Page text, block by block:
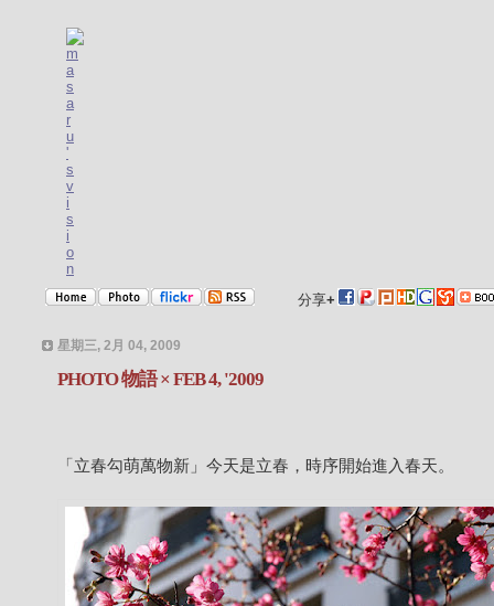
分享+
星期三, 2月 04, 2009
PHOTO 物語 × FEB 4, '2009
「立春勾萌萬物新」今天是立春，時序開始進入春天。